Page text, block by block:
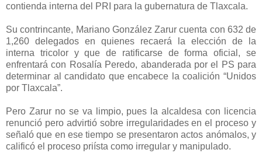
contienda interna del PRI para la gubernatura de Tlaxcala.
Su contrincante, Mariano González Zarur cuenta con 632 de
1,260 delegados en quienes recaerá la elección de la
interna tricolor y que de ratificarse de forma oficial, se
enfrentará con Rosalía Peredo, abanderada por el PS para
determinar al candidato que encabece la coalición “Unidos
por Tlaxcala”.
Pero Zarur no se va limpio, pues la alcaldesa con licencia
renunció pero advirtió sobre irregularidades en el proceso y
señaló que en ese tiempo se presentaron actos anómalos, y
calificó el proceso priísta como irregular y manipulado.